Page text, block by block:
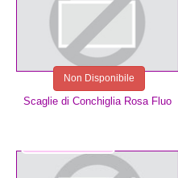
Scaglie di Conchiglia Rosa Fluo
Non Disponibile